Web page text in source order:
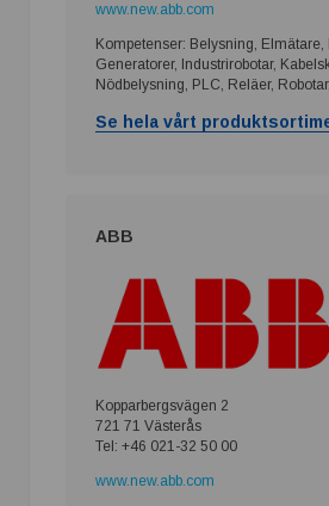
www.new.abb.com
Kompetenser: Belysning,
Generatorer, Industrirobotar,
Nödbelysning, PLC, Reläer,
Se hela vårt
ABB
Kopparbergsvägen 2
721 71 Västerås
Tel: +46 021-32 50 00
www.new.abb.com